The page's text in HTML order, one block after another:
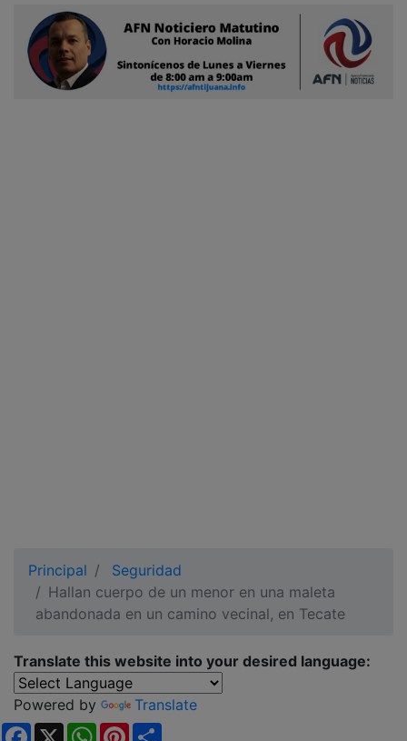
Principal
Seguridad
Hallan cuerpo de un menor en una maleta
abandonada en un camino vecinal, en Tecate
Translate this website into your desired language:
Powered by
Translate
Facebook
X WhatsApp
Pinterest
Contacto
Reportero
Ciudadano